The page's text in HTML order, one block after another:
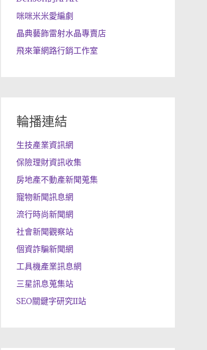
咪咪米米愛編劇
晶典藝飾雷射水晶專賣店
飛來筆網路行銷工作室
輪播連結
生技產業資訊網
保險理財資訊收集
房地產不動產新聞蒐集
寵物新聞訊息網
流行時尚新聞網
社會新聞觀察站
個資詐騙新聞網
工具機產業訊息網
三星訊息蒐集站
SEO關鍵字研究II站